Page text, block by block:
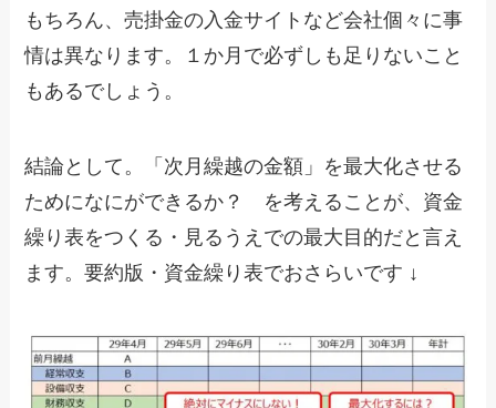
もちろん、売掛金の入金サイトなど会社個々に事
情は異なります。１か月で必ずしも足りないこと
もあるでしょう。
結論として。「次月繰越の金額」を最大化させる
ためになにができるか？ を考えることが、資金
繰り表をつくる・見るうえでの最大目的だと言え
ます。要約版・資金繰り表でおさらいです ↓